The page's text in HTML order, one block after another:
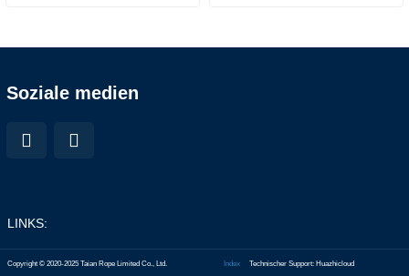
Soziale medien
LINKS:
Copyright © 2020-2025 Taian Rope Limited Co., Ltd. Technischer Support: Huazhicloud
Index